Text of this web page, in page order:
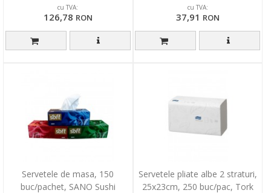
cu TVA:
126,78 RON
cu TVA:
37,91 RON
Servetele de masa, 150
buc/pachet, SANO Sushi
Servetele pliate albe 2 straturi,
25x23cm, 250 buc/pac, Tork